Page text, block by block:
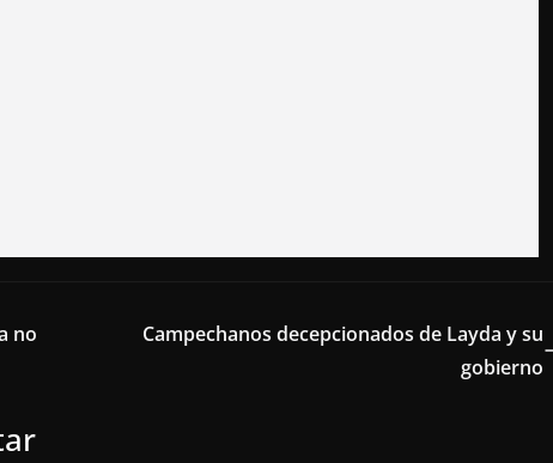
no
Campechanos decepcionados de Layda y su
gobierno